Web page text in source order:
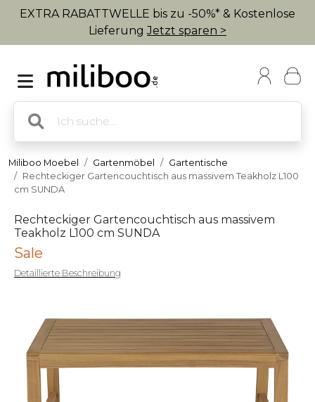
EXTRA RABATTWELLE bis zu -50%* & Kostenlose
LieferungJetzt sparen >
Miliboo Moebel Gartenmöbel
Gartentische
Rechteckiger Gartencouchtisch aus massivem Teakholz L100
cm SUNDA
Rechteckiger Gartencouchtisch aus massivem
Teakholz L100 cm SUNDA
Sale
Detaillierte Beschreibung